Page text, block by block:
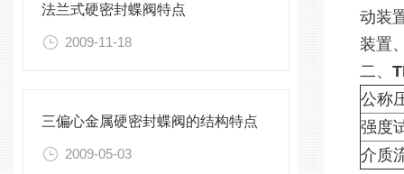
法兰式硬密封蝶阀特点
2009-11-18
三偏心金属硬密封蝶阀的结构特点
2009-05-03
动装
装置
二、
公称
强度
介质